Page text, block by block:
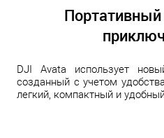
DJI Avata использует
созданный с учетом
легкий, компактный и